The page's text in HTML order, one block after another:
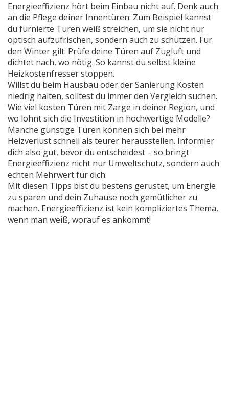
Energieeffizienz hört beim Einbau nicht auf. Denk auch
an die Pflege deiner Innentüren: Zum Beispiel kannst
du furnierte Türen weiß streichen, um sie nicht nur
optisch aufzufrischen, sondern auch zu schützen. Für
den Winter gilt: Prüfe deine Türen auf Zugluft und
dichtet nach, wo nötig. So kannst du selbst kleine
Heizkostenfresser stoppen.
Willst du beim Hausbau oder der Sanierung Kosten
niedrig halten, solltest du immer den Vergleich suchen.
Wie viel kosten Türen mit Zarge in deiner Region, und
wo lohnt sich die Investition in hochwertige Modelle?
Manche günstige Türen können sich bei mehr
Heizverlust schnell als teurer herausstellen. Informier
dich also gut, bevor du entscheidest – so bringt
Energieeffizienz nicht nur Umweltschutz, sondern auch
echten Mehrwert für dich.
Mit diesen Tipps bist du bestens gerüstet, um Energie
zu sparen und dein Zuhause noch gemütlicher zu
machen. Energieeffizienz ist kein kompliziertes Thema,
wenn man weiß, worauf es ankommt!